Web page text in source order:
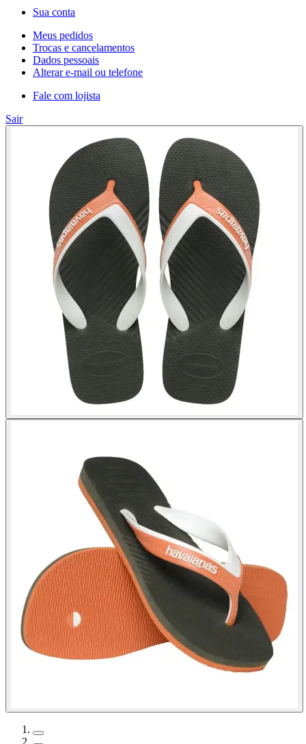
Sua conta
Meus pedidos
Trocas e cancelamentos
Dados pessoais
Alterar e-mail ou telefone
Fale com lojista
Sair